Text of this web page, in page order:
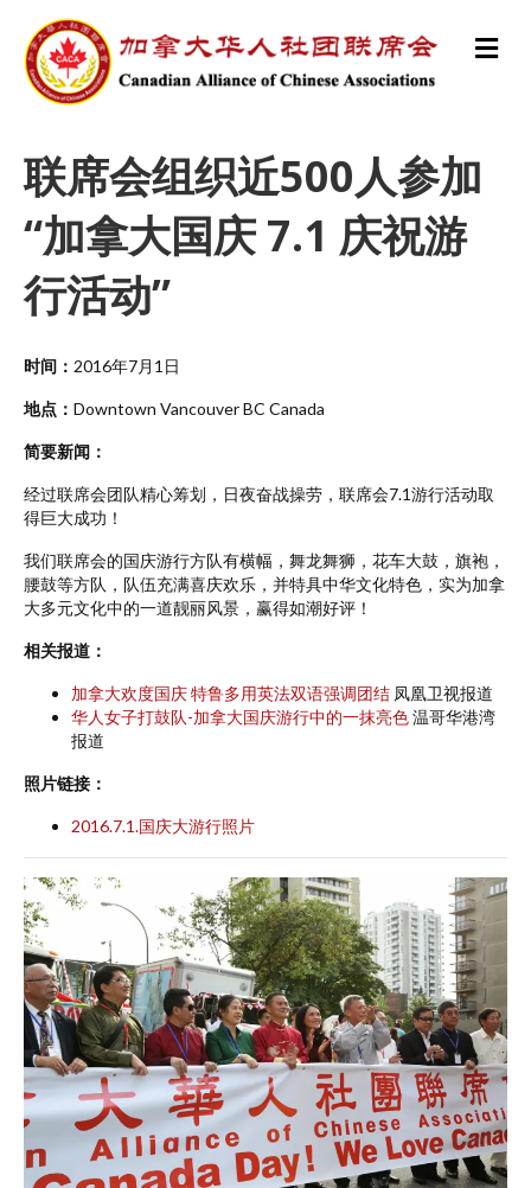
M
e
联席会组织近500人参加
“加拿大国庆 7.1 庆祝游
行活动”
时间： 2016年7月1日
地点： Downtown Vancouver BC Canada
简要新闻：
经过联席会团队精心筹划，日夜奋战操劳，联席会7.1游行活动取
得巨大成功！
我们联席会的国庆游行方队有横幅，舞龙舞狮，花车大鼓，旗袍，
腰鼓等方队，队伍充满喜庆欢乐，并特具中华文化特色，实为加拿
大多元文化中的一道靓丽风景，赢得如潮好评！
相关报道：
加拿大欢度国庆 特鲁多用英法双语强调团结 凤凰卫视报道
华人女子打鼓队-加拿大国庆游行中的一抹亮色温哥华港湾
报道
照片链接：
2016.7.1.国庆大游行照片